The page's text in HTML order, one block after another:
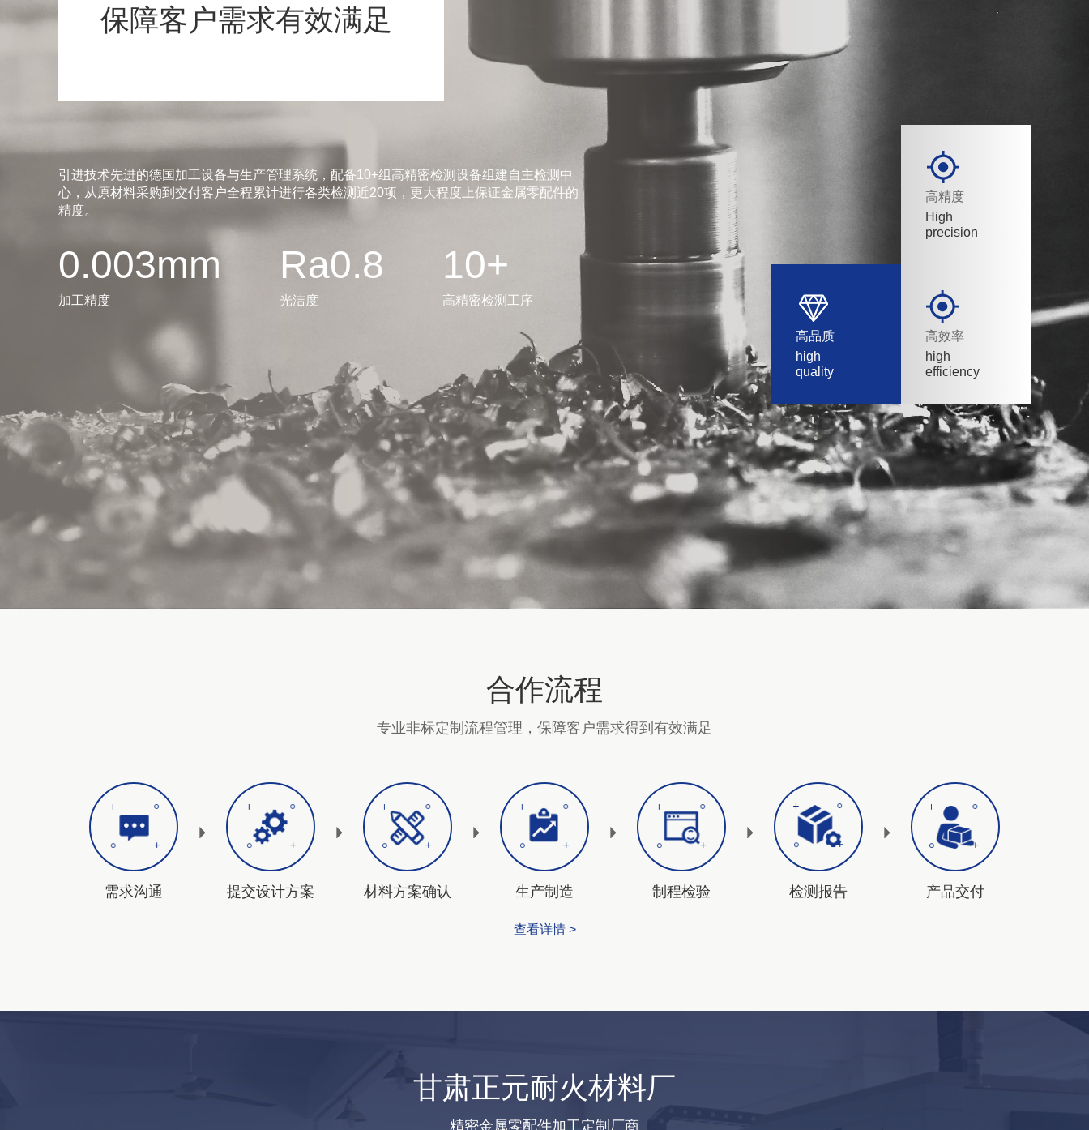
保障客户需求有效满足
引进技术先进的德国加工设备与生产管理系统，配备10+组高精密检测设备组建自主检测中
心，从原材料采购到交付客户全程累计进行各类检测近20项，更大程度上保证金属零配件的
精度。
0.003mm
加工精度
Ra0.8
光洁度
10+
高精密检测工序
高精度
High
precision
高品质
high
quality
高效率
high
efficiency
合作流程
专业非标定制流程管理，保障客户需求得到有效满足
需求沟通 提交设计方案 材料方案确认 生产制造 制程检验 检测报告 产品交付
查看详情 >
甘肃正元耐火材料厂
精密金属零配件加工定制厂商